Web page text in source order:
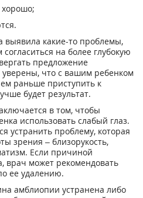
хорошо;
выявила какие-то проблемы,
на более глубокую
предложение
что с вашим ребенком
раньше приступить к
будет результат.
в том, чтобы
использовать слабый глаз.
устранить проблему, которая
зрения – близорукость,
Если причиной
врач может рекомендовать
ее удалению.
амблиопии устранена либо